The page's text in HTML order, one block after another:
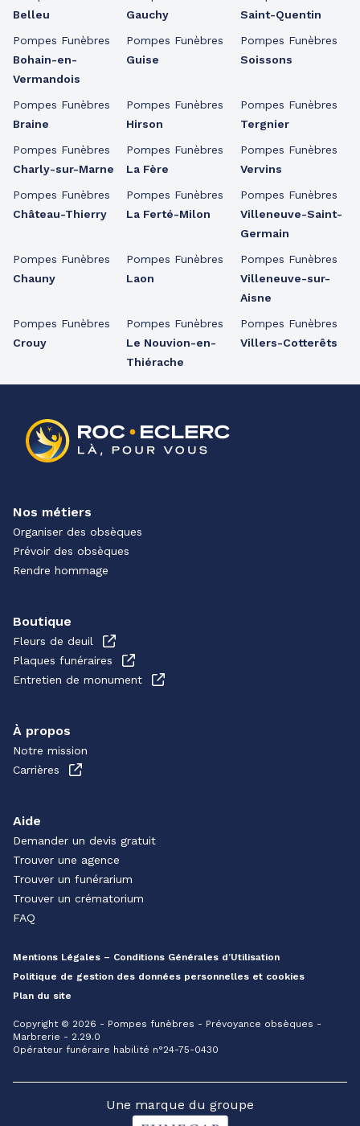
Belleu
Pompes Funèbres
Bohain-en-
Vermandois
Pompes Funèbres
Braine
Pompes Funèbres
Charly-sur-Marne
Pompes Funèbres
Château-Thierry
Pompes Funèbres
Chauny
Pompes Funèbres
Crouy
Gauchy
Pompes Funèbres
Guise
Pompes Funèbres
Hirson
Pompes Funèbres
La Fère
Pompes Funèbres
La Ferté-Milon
Pompes Funèbres
Laon
Pompes Funèbres
Le Nouvion-en-
Thiérache
Saint-Quentin
Pompes Funèbres
Soissons
Pompes Funèbres
Tergnier
Pompes Funèbres
Vervins
Pompes Funèbres
Villeneuve-Saint-
Germain
Pompes Funèbres
Villeneuve-sur-
Aisne
Pompes Funèbres
Villers-Cotterêts
Nos métiers
Organiser des obsèques
Prévoir des obsèques
Rendre hommage
Boutique
Fleurs de deuil
Plaques funéraires
Entretien de monument
À propos
Notre mission
Carrières
Aide
Demander un devis gratuit
Trouver une agence
Trouver un funérarium
Trouver un crématorium
FAQ
Mentions Légales – Conditions Générales d’Utilisation
Politique de gestion des données personnelles et cookies
Plan du site
Copyright © 2026 - Pompes funèbres - Prévoyance obsèques -
Marbrerie - 2.29.0
Opérateur funéraire habilité n°24-75-0430
Une marque du groupe